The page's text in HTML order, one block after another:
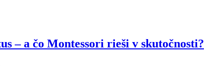
– a čo Montessori rieši v skutočnosti?